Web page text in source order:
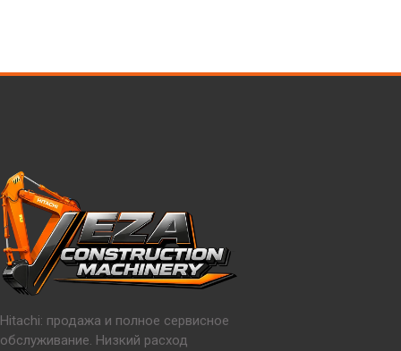
Hitachi: продажа и полное сервисное
обслуживание. Низкий расход